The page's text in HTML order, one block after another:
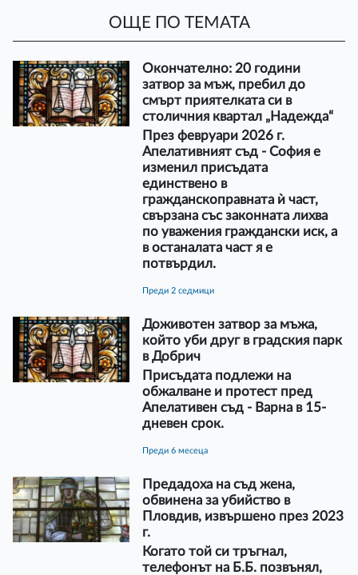
ОЩЕ ПО ТЕМАТА
Окончателно: 20 години
затвор за мъж, пребил до
смърт приятелката си в
столичния квартал „Надежда“
През февруари 2026 г.
Апелативният съд - София е
изменил присъдата
единствено в
гражданскоправната ѝ част,
свързана със законната лихва
по уважения граждански иск, а
в останалата част я е
потвърдил.
преди 2 седмици
Доживотен затвор за мъжа,
който уби друг в градския парк
в Добрич
Присъдата подлежи на
обжалване и протест пред
Апелативен съд - Варна в 15-
дневен срок.
преди 6 месеца
Предадоха на съд жена,
обвинена за убийство в
Пловдив, извършено през 2023
г.
Когато той си тръгнал,
телефонът на Б.Б. позвънял,